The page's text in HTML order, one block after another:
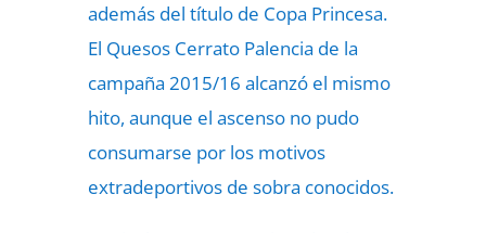
además del título de Copa Princesa.
El Quesos Cerrato Palencia de la
campaña 2015/16 alcanzó el mismo
hito, aunque el ascenso no pudo
consumarse por los motivos
extradeportivos de sobra conocidos.